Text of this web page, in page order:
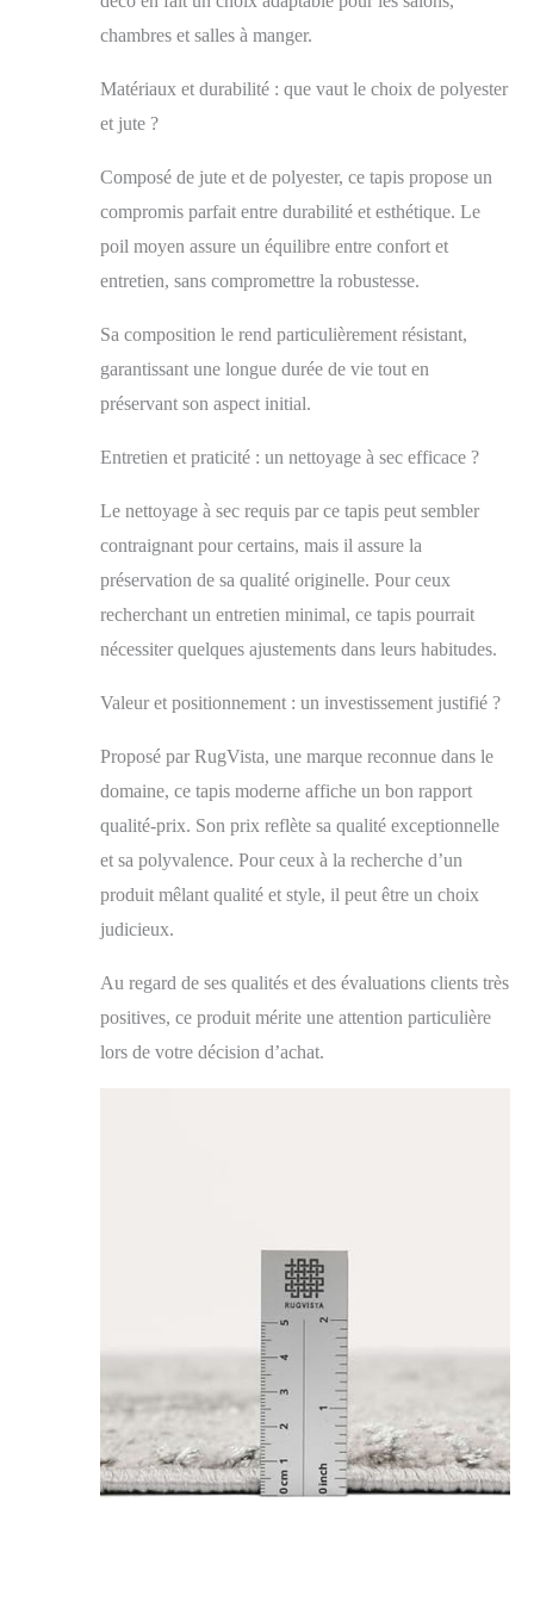
actuelle apportent
une touche
élégante à votre sol
NETTOYER: ce
tapis est facile
d'entretien et, grâce
synthétiques, parfait
allergiques Le
polypropylène offre
à l'usure, ne peluche
bonne isolation
phonique VOTRE
SPÉCIALISTE DU
reconnu pour sa
longue expérience
de tapis de qualité
chambres et salles à manger.
Matériaux et durabilité : que vaut le choix de polyester
et jute ?
Composé de jute et de polyester, ce tapis propose un
compromis parfait entre durabilité et esthétique. Le
poil moyen assure un équilibre entre confort et
entretien, sans compromettre la robustesse.
Sa composition le rend particulièrement résistant,
garantissant une longue durée de vie tout en
préservant son aspect initial.
Entretien et praticité : un nettoyage à sec efficace ?
Le nettoyage à sec requis par ce tapis peut sembler
contraignant pour certains, mais il assure la
préservation de sa qualité originelle. Pour ceux
recherchant un entretien minimal, ce tapis pourrait
nécessiter quelques ajustements dans leurs habitudes.
Valeur et positionnement : un investissement justifié ?
Proposé par RugVista, une marque reconnue dans le
domaine, ce tapis moderne affiche un bon rapport
qualité-prix. Son prix reflète sa qualité exceptionnelle
et sa polyvalence. Pour ceux à la recherche d’un
produit mêlant qualité et style, il peut être un choix
judicieux.
Au regard de ses qualités et des évaluations clients très
positives, ce produit mérite une attention particulière
lors de votre décision d’achat.